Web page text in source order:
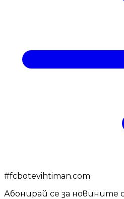
#fcbotevihtiman.com
Абонирай се за новините